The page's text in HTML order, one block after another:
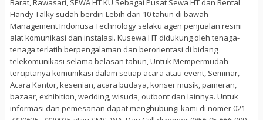
Barat, Rawasari, SEWA HT KU Sebagai Pusat Sewa HT dan Rental
Handy Talky sudah berdiri Lebih dari 10 tahun di bawah
Management Indonusa Technology selaku agen penjualan resmi
alat komunikasi dan instalasi. Kusewa HT didukung oleh tenaga-
tenaga terlatih berpengalaman dan berorientasi di bidang
telekomunikasi selama belasan tahun, Untuk Mempermudah
terciptanya komunikasi dalam setiap acara atau event, Seminar,
Acara Kantor, kesenian, acara budaya, konser musik, pameran,
bazaar, exhibition, wedding, wisuda, outbont dan lainnya. Untuk
informasi dan pemesanan dapat menghubungi kami di nomer 021